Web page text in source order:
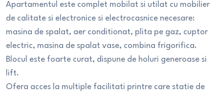
Apartamentul este complet mobilat si utilat cu mobilier
de calitate si electronice si electrocasnice necesare:
masina de spalat, aer conditionat, plita pe gaz, cuptor
electric, masina de spalat vase, combina frigorifica.
Blocul este foarte curat, dispune de holuri generoase si
lift.
Ofera acces la multiple facilitati printre care statie de